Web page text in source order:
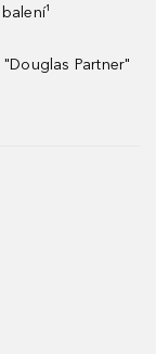
balení¹
Partner"